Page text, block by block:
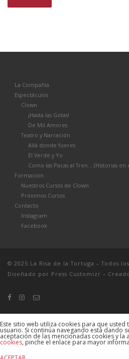
La Compañía
Espectáculos
Clown
¡Hasta las Gotas!
De Mil Amores
Teatro y Narración
Allá donde fueres
El Verde y Yo
Como las Pacas al Tren… (Historias en
Formación
Nuestros Cursos de Clown
Próximos Cursos
Contacto
Instagram
Facebook
© 2025 La Risa de la Tortuga – Todos
Diseñado por Press Customizr –
Este sitio web utiliza cookies para que
usuario. Si continúa navegando está dando
aceptación de las mencionadas cookies y la
cookies, pinche el enlace para mayor